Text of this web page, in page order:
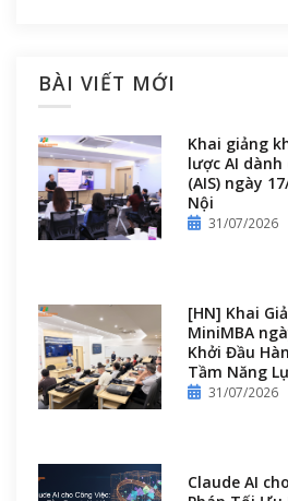
BÀI VIẾT MỚI
Khai giảng
lược AI dành
(AIS) ngày
Nội
31/07/2026
[HN] Khai
MiniMBA
Khởi Đầu
Tầm Năng
31/07/2026
Claude AI